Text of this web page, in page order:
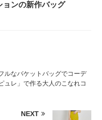
ョンの新作バッグ
ルなバケットバッグでコーデ
ュレ」で作る大人のこなれコ
NEXT